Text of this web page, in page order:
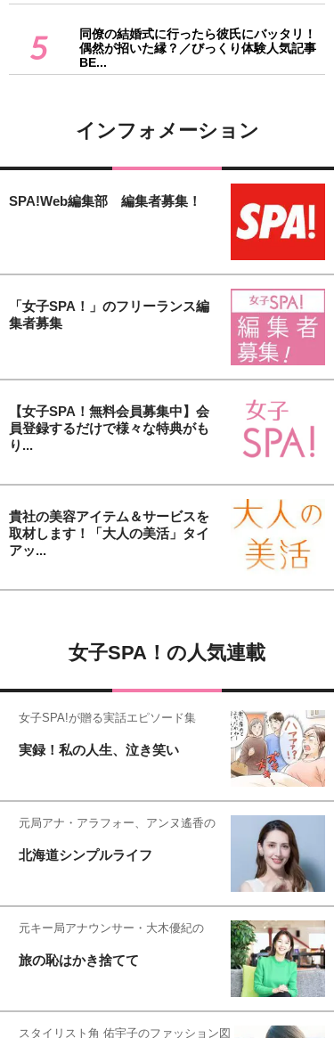
5
同僚の結婚式に行ったら彼氏にバッタリ！
偶然が招いた縁？／びっくり体験人気記事
BE...
インフォメーション
SPA!Web編集部 編集者募集！
「女子SPA！」のフリーランス編
集者募集
【女子SPA！無料会員募集中】会
員登録するだけで様々な特典がも
り...
貴社の美容アイテム＆サービスを
取材します！「大人の美活」タイ
アッ...
女子SPA！の人気連載
女子SPA!が贈る実話エピソード集
実録！私の人生、泣き笑い
元局アナ・アラフォー、アンヌ遙香の
北海道シンプルライフ
元キー局アナウンサー・大木優紀の
旅の恥はかき捨てて
スタイリスト角 佑宇子のファッション図